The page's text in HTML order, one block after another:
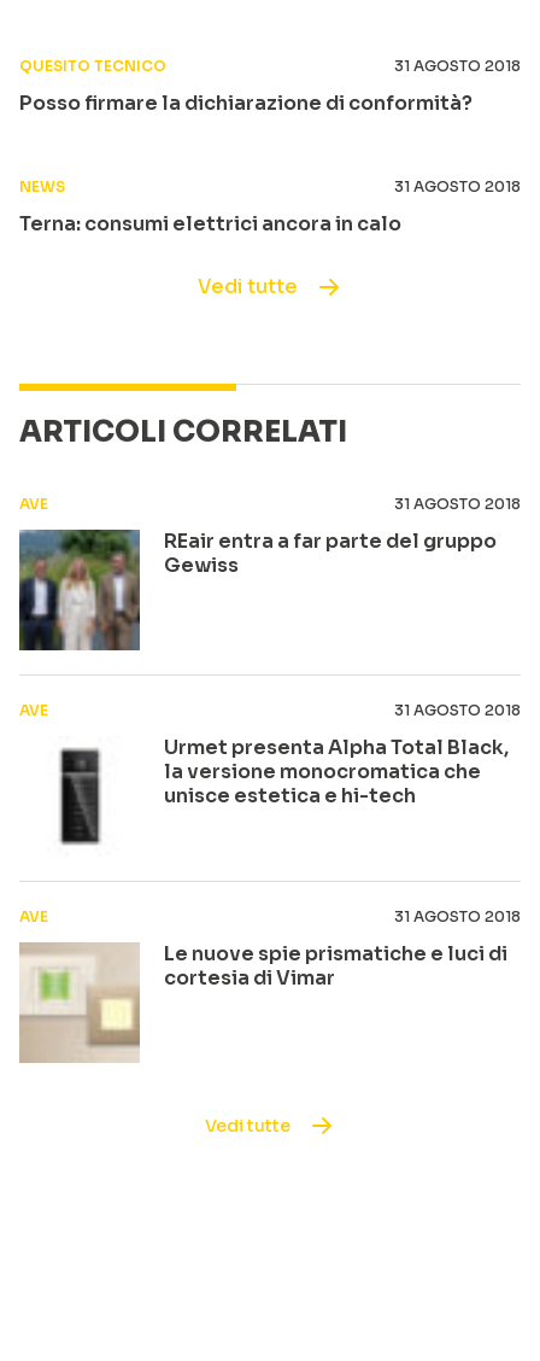
QUESITO TECNICO 31 AGOSTO 2018
Posso firmare la dichiarazione di conformità?
NEWS 31 AGOSTO 2018
Terna: consumi elettrici ancora in calo
Vedi tutte
ARTICOLI CORRELATI
AVE 31 AGOSTO 2018
REair entra a far parte del gruppo
Gewiss
AVE 31 AGOSTO 2018
Urmet presenta Alpha Total Black,
la versione monocromatica che
unisce estetica e hi-tech
AVE 31 AGOSTO 2018
Le nuove spie prismatiche e luci di
cortesia di Vimar
Vedi tutte